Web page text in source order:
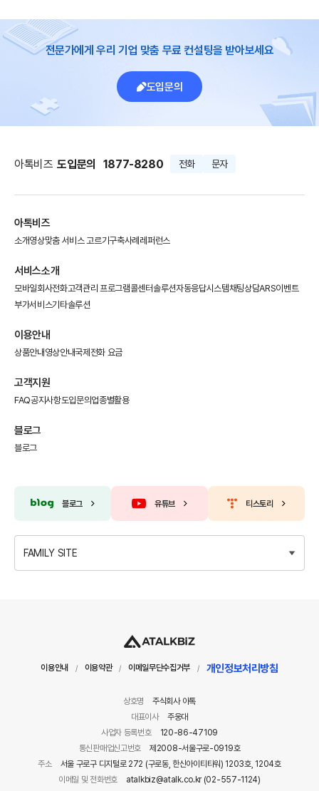
전문가에게 우리 기업 맞춤 무료 컨설팅을 받아보세요
도입문의
아톡비즈 도입문의 1877-8280 전화 문자
아톡비즈
소개영상맞춤 서비스 고르기구축사례 레퍼런스
서비스소개
모바일회사전화고객관리 프로그램콜센터솔루션자동응답시스템채팅상담ARS이벤트
부가서비스기타솔루션
이용안내
상품안내 영상안내국제전화 요금
고객지원
FAQ공지사항도입문의 업종별활용
블로그
블로그
블로그 유튜브 티스토리
FAMILY SITE
이용안내 / 이용약관 / 이메일무단수집거부 / 개인정보처리방침
상호명
주식회사 아톡
대표이사
주웅대
사업자 등록번호
120-86-47109
통신판매업신고번호
제2008-서울구로-0919호
주소
서울 구로구 디지털로 272 (구로동, 한신아이티타워) 1203호, 1204호
이메일 및 전화번호
atalkbiz@atalk.co.kr (02-557-1124)